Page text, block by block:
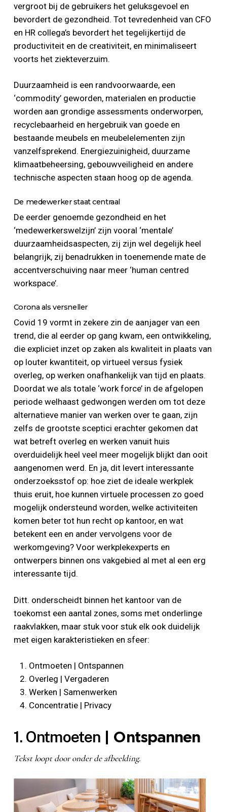
vergroot bij de gebruikers het geluksgevoel en
bevordert de gezondheid. Tot tevredenheid van CFO
en HR collega’s bevordert het tegelijkertijd de
productiviteit en de creativiteit, en minimaliseert
voorts het ziekteverzuim.
Duurzaamheid is een randvoorwaarde, een
‘commodity’ geworden, materialen en productie
worden aan grondige assessments onderworpen,
recyclebaarheid en hergebruik van goede en
bestaande meubels en meubelelementen zijn
vanzelfsprekend. Energiezuinigheid, duurzame
klimaatbeheersing, gebouwveiligheid en andere
technische aspecten staan hoog op de agenda.
De medewerker staat centraal
De eerder genoemde gezondheid en het
‘medewerkerswelzijn’ zijn vooral ‘mentale’
duurzaamheidsaspecten, zij zijn wel degelijk heel
belangrijk, zij benadrukken in toenemende mate de
accentverschuiving naar meer ‘human centred
workspace’.
Corona als versneller
Covid 19 vormt in zekere zin de aanjager van een
trend, die al eerder op gang kwam, een ontwikkeling,
die expliciet inzet op zaken als kwaliteit in plaats van
op louter kwantiteit, op virtueel versus fysiek
overleg, op werken onafhankelijk van tijd en plaats.
Doordat we als totale ‘work force’ in de afgelopen
periode welhaast gedwongen werden om tot deze
alternatieve manier van werken over te gaan, zijn
zelfs de grootste sceptici erachter gekomen dat
wat betreft overleg en werken vanuit huis
overduidelijk heel veel meer mogelijk blijkt dan ooit
aangenomen werd. En ja, dit levert interessante
onderzoeksstof op: hoe ziet de ideale werkplek
thuis eruit, hoe kunnen virtuele processen zo goed
mogelijk ondersteund worden, welke activiteiten
komen beter tot hun recht op kantoor, en wat
betekent een en ander vervolgens voor de
werkomgeving? Voor werkplekexperts en
ontwerpers binnen ons vakgebied al met al een erg
interessante tijd.
Ditt. onderscheidt binnen het kantoor van de
toekomst een aantal zones, soms met onderlinge
raakvlakken, maar stuk voor stuk elk ook duidelijk
met eigen karakteristieken en sfeer:
Ontmoeten | Ontspannen
Overleg | Vergaderen
Werken | Samenwerken
Concentratie | Privacy
1. Ontmoeten | Ontspannen
Tekst loopt door onder de afbeelding.